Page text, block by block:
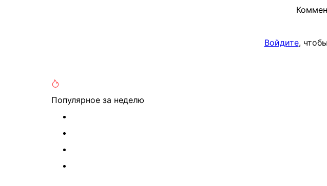
Войдите,
Популярное за неделю